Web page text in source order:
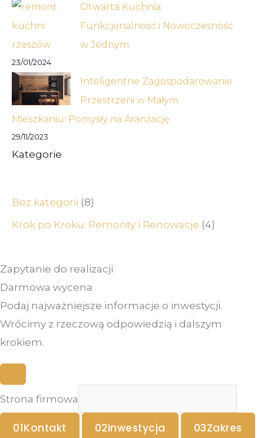
Otwarta Kuchnia:
Funkcjonalność i Nowoczesność
w Jednym
23/01/2024
Inteligentne Zagospodarowanie
Przestrzeni w Małym
Mieszkaniu: Pomysły na Aranżację
29/11/2023
Kategorie
Bez kategorii (8)
Krok po Kroku: Remonty i Renowacje (4)
Zapytanie do realizacji
Darmowa wycena
Podaj najważniejsze informacje o inwestycji.
Wrócimy z rzeczową odpowiedzią i dalszym
krokiem.
Strona firmowa
01Kontakt 02Inwestycja 03Zakres